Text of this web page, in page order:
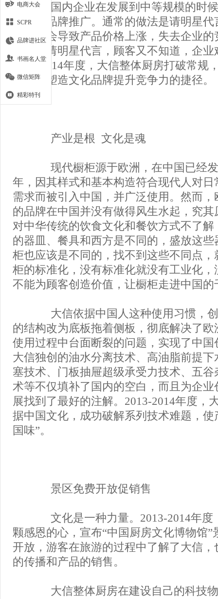
国内企业在发展到中等规模的时候
颈——品牌推广。通常的做法是请明星代
如此就会导致产品价格上涨，失去企业的
广告不请明星代言，顾客又不知道，企
2013-2014年度，大信整体厨房打破常规
条通过塑造文化品牌提升竞争力的捷径。
产业是根 文化是魂
现代橱柜源于欧洲，在中国已经发
年，因其样式和基本构造符合现代人对日
需求而被引入中国，并广泛使用。然而，
的品牌在中国并没有做得风生水起，究其
对中华传统的饮食文化和餐饮方式不了解
的器皿、餐具和西方是不同的，盛放这些
柜也应该是不同的，找不到这些不同点，
柜的标准化，没有标准化就没有工业化，
不能为顾客创造价值，让橱柜走进中国的
大信依据中国人这种使用习惯，创
的结构改为底板拖着侧板，彻底解决了欧
使用过程中台面断裂的问题，实现了中国
大信独创的油水分离技术、高油脂前提下
塞技术、门板抽屉超级承受力技术、五谷
术等不仅填补了国内的空白，而且为企业
展找到了最好的注解。2013-2014年度，
据中国文化，成功破解系列技术难题，使
国味”。
景区免费开放促销售
文化是一种力量。2013-2014年度
颗感恩的心，宣布“中国厨房文化博物馆”
开放，游客在旅游的过程中了解了大信，
的传播和产品的销售。
大信整体厨房在建设自己的科技物
电商大会
SCPR
品牌进社区
书画名人堂
微信矩阵
精彩特刊